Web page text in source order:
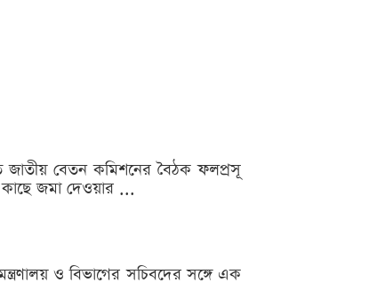
জাতীয় বেতন কমিশনের বৈঠক ফলপ্রসূ
জমা দেওয়ার ...
ও বিভাগের সচিবদের সঙ্গে এক